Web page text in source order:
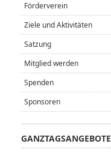
Förderverein
Ziele und Aktivitäten
Satzung
Mitglied werden
Spenden
Sponsoren
GANZTAGSANGEBOTE